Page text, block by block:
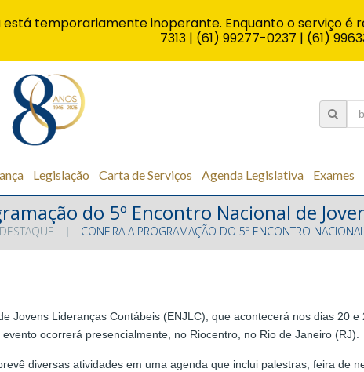
Legislação Carta de Serviços Agenda Legislativa Exames
do 5º Encontro Nacional de
CONFIRA A PROGRAMAÇÃO DO 5º ENCONTRO
Jovens Lideranças Contábeis (ENJLC), que acontecerá nos dias 20
ocorrerá presencialmente, no Riocentro, no Rio de Janeiro (RJ).
diversas atividades em uma agenda que inclui palestras, feira de
temporariamente inoperante. Enquanto o serviço é
7313 | (61) 99277-0237 | (61)